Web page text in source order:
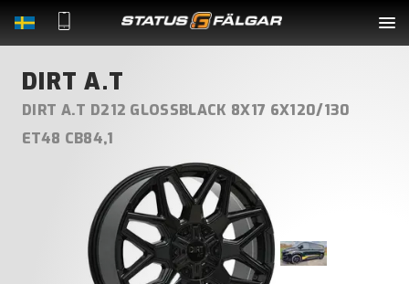
Kompletta hjul
Fälg
DIRT A.T
DIRT A.T D212 GLOSSBLACK 8X17 6X120/130
ET48 CB84,1